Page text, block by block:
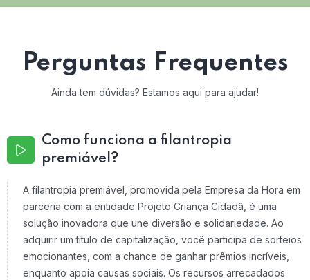
Perguntas Frequentes
Ainda tem dúvidas? Estamos aqui para ajudar!
Como funciona a filantropia
premiável?
A filantropia premiável, promovida pela Empresa da Hora em
parceria com a entidade Projeto Criança Cidadã, é uma
solução inovadora que une diversão e solidariedade. Ao
adquirir um título de capitalização, você participa de sorteios
emocionantes, com a chance de ganhar prêmios incríveis,
enquanto apoia causas sociais. Os recursos arrecadados